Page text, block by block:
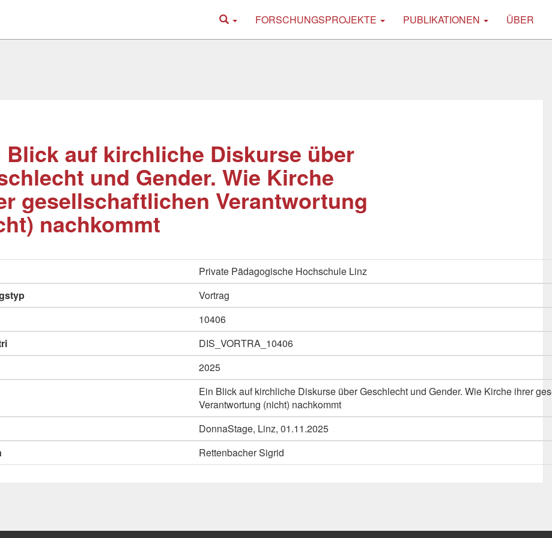
FORSCHUNGSPROJEKTE PUBLIKATIONEN ÜBER
Blick auf kirchliche Diskurse über
und Gender. Wie Kirche
gesellschaftlichen Verantwortung
nachkommt
Private Pädagogische Hochschule Linz
Vortrag
10406
DIS_VORTRA_10406
2025
Ein Blick auf kirchliche Diskurse über Geschlecht und Gender. Wie Kirche ihrer
Verantwortung (nicht) nachkommt
DonnaStage, Linz, 01.11.2025
Rettenbacher Sigrid